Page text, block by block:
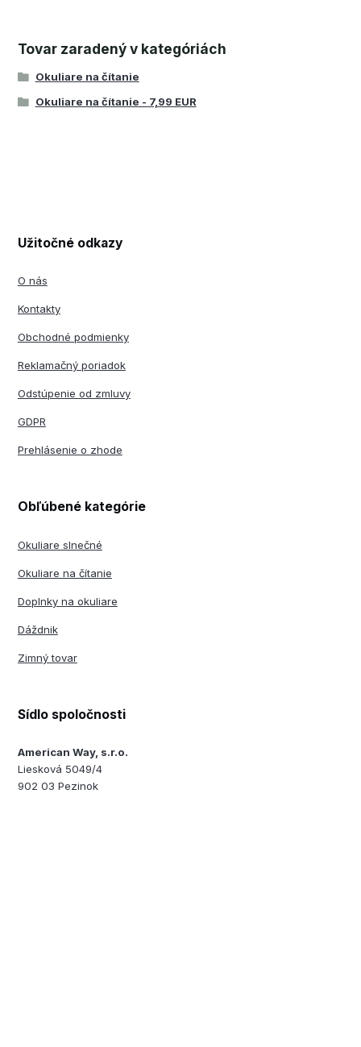
Tovar zaradený v kategóriách
Okuliare na čítanie
Okuliare na čítanie - 7,99 EUR
Užitočné odkazy
O nás
Kontakty
Obchodné podmienky
Reklamačný poriadok
Odstúpenie od zmluvy
GDPR
Prehlásenie o zhode
Obľúbené kategórie
Okuliare slnečné
Okuliare na čítanie
Doplnky na okuliare
Dáždnik
Zimný tovar
Sídlo spoločnosti
American Way, s.r.o.
Liesková 5049/4
902 03 Pezinok